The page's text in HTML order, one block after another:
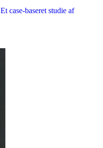
case-baseret studie af